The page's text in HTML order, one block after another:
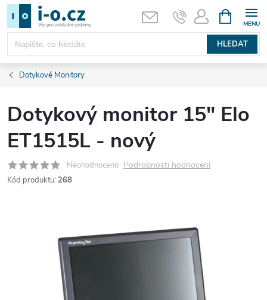
Přejít
obsah
HLEDAT
NÁKUPNÍ
KOŠÍK
Dotykové Monitory
Dotykový monitor 15" Elo
ET1515L - nový
Neohodnoceno Podrobnosti hodnocení
Kód produktu: 268